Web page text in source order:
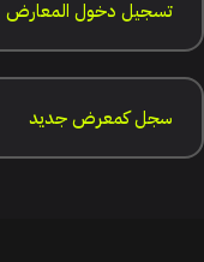
تسجيل دخول المعارض
سجل كمعرض جديد